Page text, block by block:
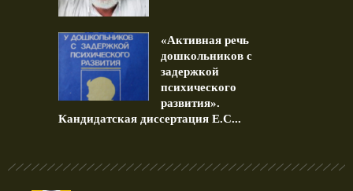
«Активная речь
дошкольников с
задержкой
психического
развития».
Кандидатская диссертация Е.С...